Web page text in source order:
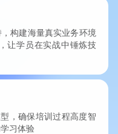
构建海量‌真实业务环境‌
让学员在实战中锤炼技
，确保培训过程高度智
习体验